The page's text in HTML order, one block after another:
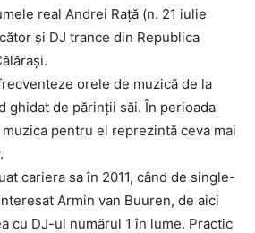
real Andrei Rață (n. 21 iulie
și DJ trance din Republica
orele de muzică de la
ghidat de părinții săi. În perioada
pentru el reprezintă ceva mai
cariera sa în 2011, când de single-
Armin van Buuren, de aici
cu DJ-ul numărul 1 în lume. Practic